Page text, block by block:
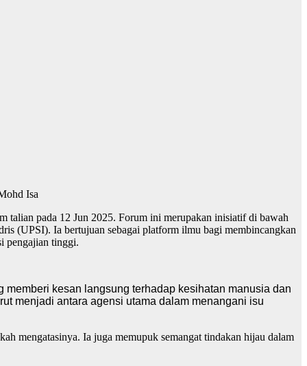
Isa
talian pada 12 Jun 2025. Forum ini merupakan inisiatif di bawah
(UPSI). Ia bertujuan sebagai platform ilmu bagi membincangkan
pengajian tinggi.
kesan langsung terhadap kesihatan manusia dan
menjadi antara agensi utama dalam menangani isu
mengatasinya. Ia juga memupuk semangat tindakan hijau dalam